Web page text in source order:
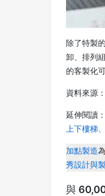
除了特製
卸、排列
的客製化
資料來源：
延伸閱讀：
上下樓梯
加點製造
秀設計與
與